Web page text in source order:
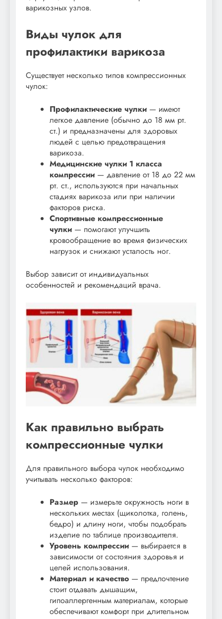
варикозных узлов.
Виды чулок для
профилактики варикоза
Существует несколько типов компрессионных
чулок:
Профилактические чулки — имеют
легкое давление (обычно до 18 мм рт.
ст.) и предназначены для здоровых
людей с целью предотвращения
варикоза.
Медицинские чулки 1 класса
компрессии — давление от 18 до 22 мм
рт. ст., используются при начальных
стадиях варикоза или при наличии
факторов риска.
Спортивные компрессионные
чулки — помогают улучшить
кровообращение во время физических
нагрузок и снижают усталость ног.
Выбор зависит от индивидуальных
особенностей и рекомендаций врача.
Как правильно выбрать
компрессионные чулки
Для правильного выбора чулок необходимо
учитывать несколько факторов:
Размер — измерьте окружность ноги в
нескольких местах (щиколотка, голень,
бедро) и длину ноги, чтобы подобрать
изделие по таблице производителя.
Уровень компрессии — выбирается в
зависимости от состояния здоровья и
целей использования.
Материал и качество — предпочтение
стоит отдавать дышащим,
гипоаллергенным материалам, которые
обеспечивают комфорт при длительном